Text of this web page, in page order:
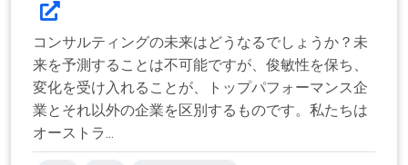
コンサルティングの未来はどうなるでしょうか？未
来を予測することは不可能ですが、俊敏性を保ち、
変化を受け入れることが、トップパフォーマンス企
業とそれ以外の企業を区別するものです。私たちは
オーストラ...